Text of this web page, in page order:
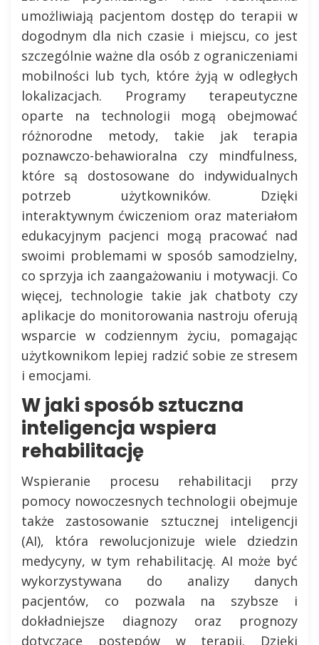
umożliwiają pacjentom dostęp do terapii w
dogodnym dla nich czasie i miejscu, co jest
szczególnie ważne dla osób z ograniczeniami
mobilności lub tych, które żyją w odległych
lokalizacjach. Programy terapeutyczne
oparte na technologii mogą obejmować
różnorodne metody, takie jak terapia
poznawczo-behawioralna czy mindfulness,
które są dostosowane do indywidualnych
potrzeb użytkowników. Dzięki
interaktywnym ćwiczeniom oraz materiałom
edukacyjnym pacjenci mogą pracować nad
swoimi problemami w sposób samodzielny,
co sprzyja ich zaangażowaniu i motywacji. Co
więcej, technologie takie jak chatboty czy
aplikacje do monitorowania nastroju oferują
wsparcie w codziennym życiu, pomagając
użytkownikom lepiej radzić sobie ze stresem
i emocjami.
W jaki sposób sztuczna
inteligencja wspiera
rehabilitację
Wspieranie procesu rehabilitacji przy
pomocy nowoczesnych technologii obejmuje
także zastosowanie sztucznej inteligencji
(AI), która rewolucjonizuje wiele dziedzin
medycyny, w tym rehabilitację. AI może być
wykorzystywana do analizy danych
pacjentów, co pozwala na szybsze i
dokładniejsze diagnozy oraz prognozy
dotyczące postępów w terapii. Dzięki